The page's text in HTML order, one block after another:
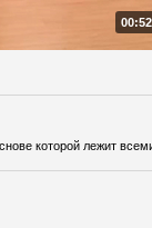
которой лежит